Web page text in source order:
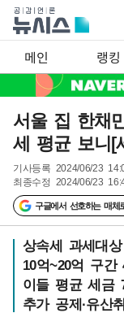
메인 랭킹
서울 집 한채
세 평균 보니[
기사등록 2024/06/23
최종수정 2024/06/23
구글에서 선호하는 매체
상속세 과세대
10억~20억 구
이들 평균 세금
추가 공제·유산